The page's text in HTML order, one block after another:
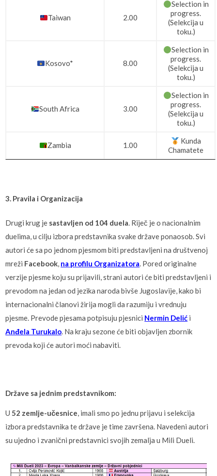
Taiwan 2.00
Selection in
progress.
(Selekcija u
toku.)
Kosovo* 8.00
Selection in
progress.
(Selekcija u
toku.)
South Africa 3.00
Selection in
progress.
(Selekcija u
toku.)
Zambia 1.00
Kunda
Chamatete
3. Pravila i Organizacija
Drugi krug je sastavljen od 104 duela. Riječ je o nacionalnim
duelima, u cilju izbora predstavnika svake države ponaosob. Svi
autori će sa po jednom pjesmom biti predstavljeni na društvenoj
mreži Facebook, na profilu Organizatora. Pored originalne
verzije pjesme koju su prijavili, strani autori će biti predstavljeni i
prevodom na jedan od jezika naroda bivše Jugoslavije, kako bi
internacionalni članovi žirija mogli da razumiju i vrednuju
pjesme. Prevode pjesama potpisuju pjesnici Nermin Delić i
Anđela Turukalo. Na kraju sezone će biti objavljen zbornik
prevoda koji će autori moći nabaviti.
Države sa jednim predstavnikom:
U52 zemlje-učesnice, imali smo po jednu prijavu i selekcija
izbora predstavnika te države je time završena. Navedeni autori
su ujedno i zvanični predstavnici svojih zemalja u Mili Dueli.